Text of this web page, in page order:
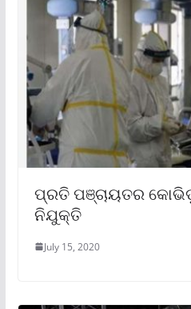
ପ୍ରତି ପଞ୍ଚାୟତର
ନିଯୁକ୍ତି
July 15, 2020